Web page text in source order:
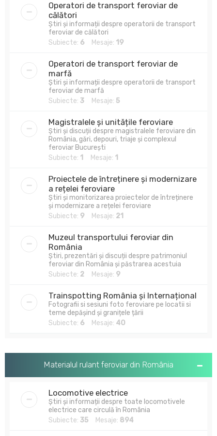
Operatori de transport feroviar de
călători
Știri și informații despre operatorii de transport
feroviar de călători
Subiecte: 6 Mesaje: 19
Operatori de transport feroviar de
marfă
Știri și informații despre operatorii de transport
feroviar de marfă
Subiecte: 3 Mesaje: 5
Magistralele și unitățile feroviare
Știri și discuții despre magistralele feroviare din
România, gări, depouri, triaje și complexul
feroviar București
Subiecte: 1 Mesaje: 1
Proiectele de întreținere și modernizare
a rețelei feroviare
Știri și monitorizarea proiectelor de întreținere
și modernizare a rețelei feroviare
Subiecte: 9 Mesaje: 21
Muzeul transportului feroviar din
România
Știri, prezentări și discuții despre patrimoniul
feroviar din România și păstrarea acestuia
Subiecte: 2 Mesaje: 9
Trainspotting România și Internațional
Fotografii si sesiuni foto feroviare pe locatii si
teme depășind și granițele țării
Subiecte: 6 Mesaje: 40
Materialul rulant feroviar din România
Locomotive electrice
Știri și informații despre toate locomotivele
electrice care circulă în România
Subiecte: 35 Mesaje: 894